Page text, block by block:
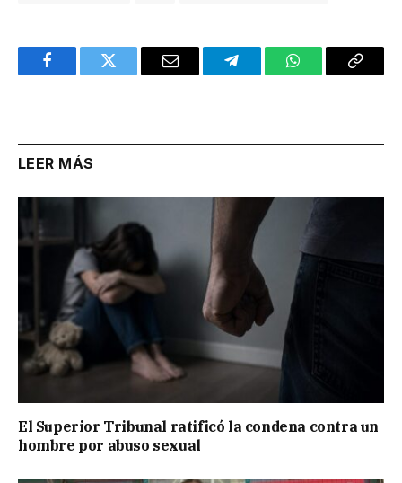
FacebookTwitter Email TelegramWhatsAppCopy
LEER MÁS
El Superior Tribunal ratificó la condena contra un
hombre por abuso sexual